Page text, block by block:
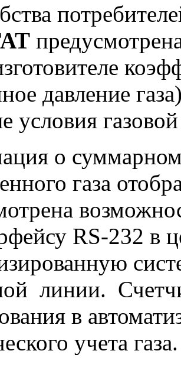
давление
условия
о
газа
RS-232 в
линии.
в
учета газа.